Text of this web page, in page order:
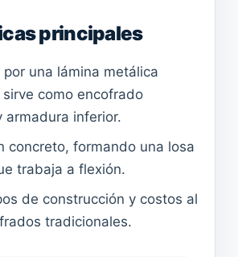
principales
una lámina metálica
como encofrado
armadura inferior.
concreto, formando una losa
trabaja a flexión.
de construcción y costos al
tradicionales.